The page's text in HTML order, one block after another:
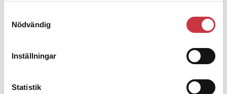
Nödvändig
Inställningar
Statistik
Debatt